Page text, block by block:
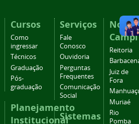
Cursos
Como
ingressar
Técnicos
Graduação
Pós-
graduação
Planejamento
Institucional
Serviços
Fale
Conosco
Ouvidoria
Perguntas
Frequentes
Comunicação
Social
Sistemas
Campi
Reitoria
Juiz de
Fora
Muriaé
Rio
Pomba